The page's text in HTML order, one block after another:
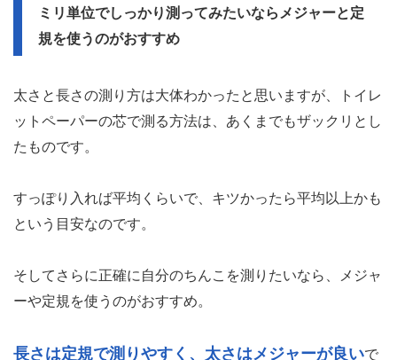
ミリ単位でしっかり測ってみたいならメジャーと定
規を使うのがおすすめ
太さと長さの測り方は大体わかったと思いますが、トイレ
ットペーパーの芯で測る方法は、あくまでもザックリとし
たものです。
すっぽり入れば平均くらいで、キツかったら平均以上かも
という目安なのです。
そしてさらに正確に自分のちんこを測りたいなら、メジャ
ーや定規を使うのがおすすめ。
長さは定規で測りやすく、太さはメジャーが良いで